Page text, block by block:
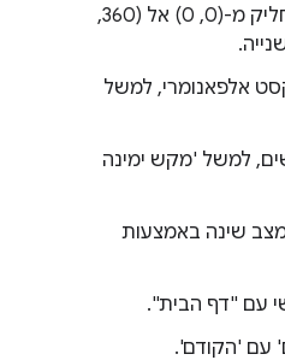
100 360 640" כדי להחליק מ-(0, 0) אל (360,
אלפאנומרי, למשל
למשל 'מקש ימינה
שינה באמצעות
עם "דף הבית".
עם 'הקודם'.